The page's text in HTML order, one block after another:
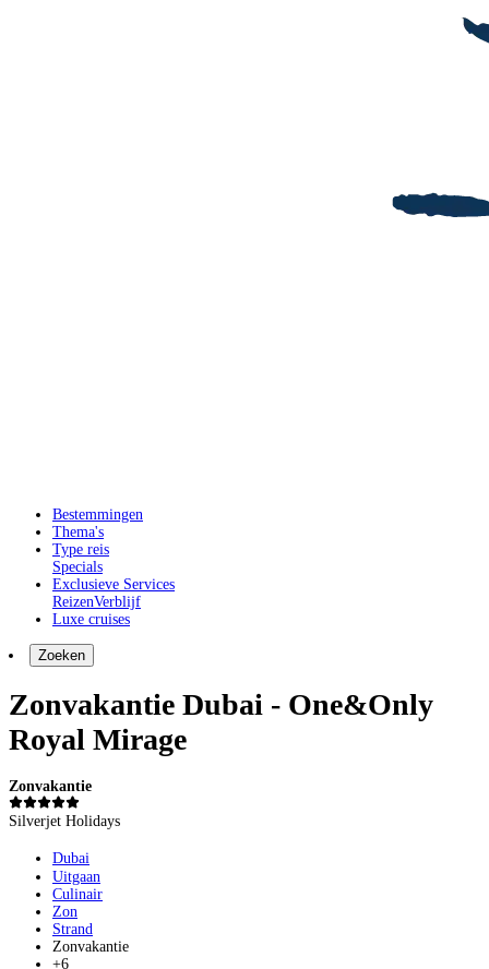
Bestemmingen
Thema's
Type reis
Specials
Exclusieve Services
ReizenVerblijf
Luxe cruises
Zoeken
Zonvakantie Dubai - One&Only
Royal Mirage
Zonvakantie
Silverjet Holidays
Dubai
Uitgaan
Culinair
Zon
Strand
Zonvakantie
+6